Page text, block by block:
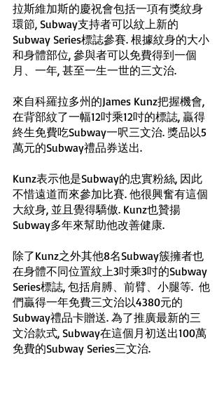
拉斯維加斯的慶祝會包括一項有獎紋身
環節, Subway支持者可以紋上新的
Subway Series標誌參賽. 根據紋身的大小
和身體部位, 參與者可以免費得到一個
月、一年, 甚至一生一世的三文治.
來自科羅拉多州的James Kunz把握機會,
在背部紋了一幅12吋乘12吋的標誌, 贏得
終生免費吃Subway一呎三文治. 獎品以5
萬元的Subway禮品券送出.
Kunz表示他是Subway的忠實粉絲, 因此
不惜遠道而來參加比賽. 他很興奮有這個
大紋身, 並且覺得驕傲. Kunz也贊揚
Subway多年來幫助他改善健康.
除了Kunz之外其他8名Subway簇擁者也
在身體不同位置紋上3吋乘3吋的Subway
Series標誌, 包括肩膊、前臂、小腿等.  他
們贏得一年免費三文治以4380元的
Subway禮品卡贈送. 為了推廣最新的三
文治款式, Subway在這個月初送出100萬
免費的Subway Series三文治.